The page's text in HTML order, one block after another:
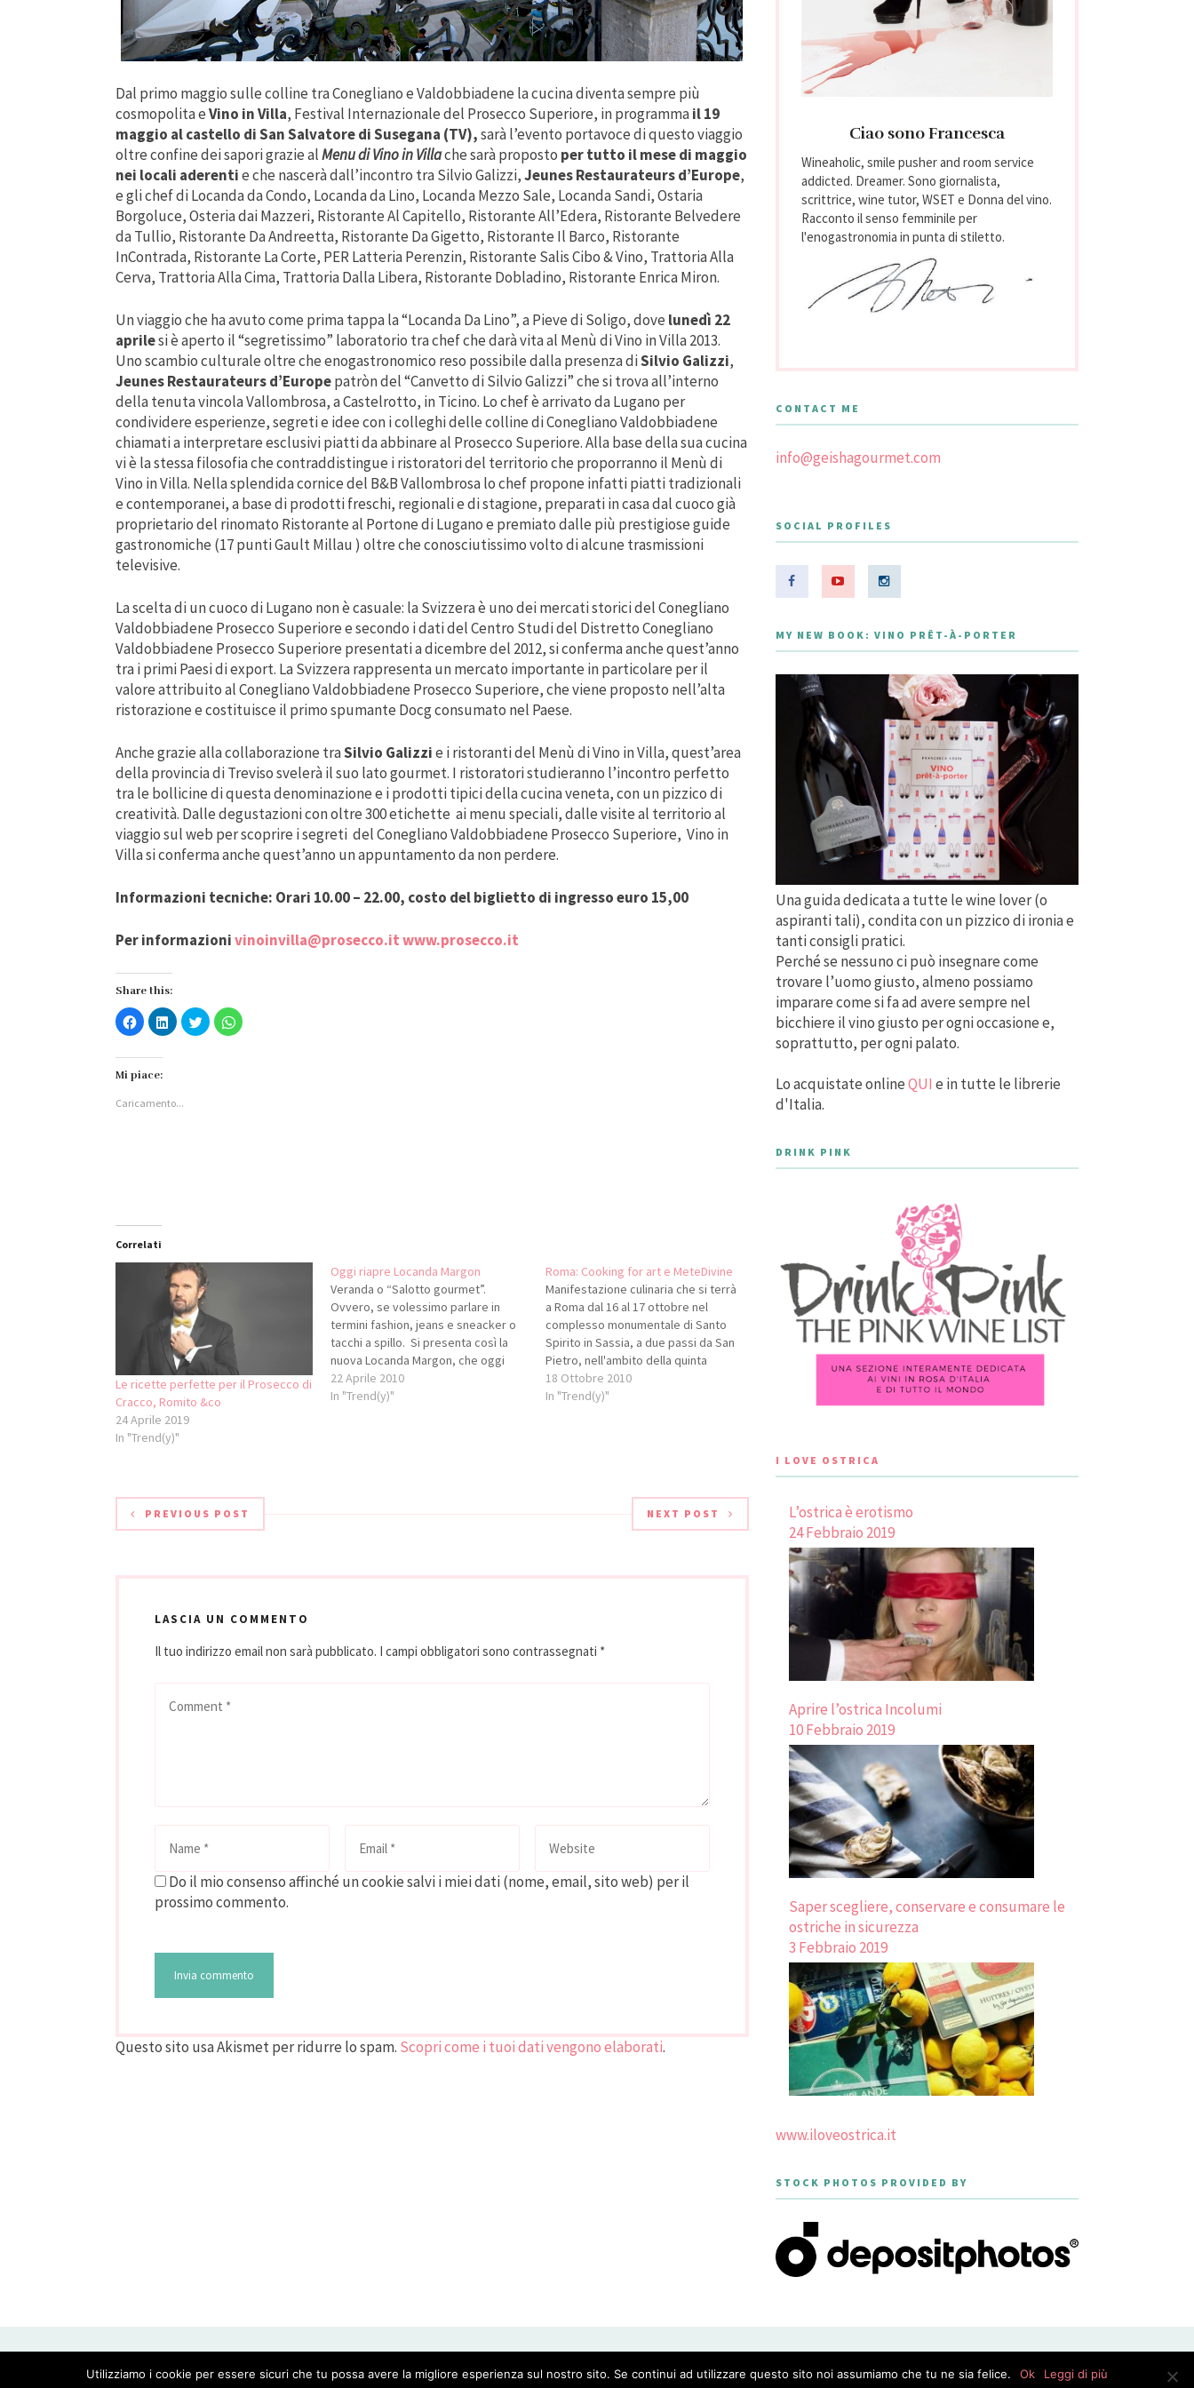
Dal primo maggio sulle colline tra Conegliano e Valdobbiadene la cucina diventa sempre più
cosmopolita eVino in Villa, Festival Internazionale del Prosecco Superiore, in programmail 19
maggio al castello di San Salvatore di Susegana (TV),sarà l’evento portavoce di questo viaggio
oltre confine dei sapori grazie alMenu di Vino in Villache sarà proposto per tutto il mese di maggio
nei locali aderentie che nascerà dall’incontro tra Silvio Galizzi,Jeunes Restaurateurs d’Europe,
e gli chef diLocanda da Condo, Locanda da Lino, Locanda Mezzo Sale, Locanda Sandi, Ostaria
Borgoluce, Osteria dai Mazzeri, Ristorante Al Capitello, Ristorante All’Edera, Ristorante Belvedere
da Tullio, Ristorante Da Andreetta, Ristorante Da Gigetto, Ristorante Il Barco, Ristorante
InContrada, Ristorante La Corte, PER Latteria Perenzin, Ristorante Salis Cibo & Vino, Trattoria Alla
Cerva, Trattoria Alla Cima, Trattoria Dalla Libera, Ristorante Dobladino, Ristorante Enrica Miron.
Un viaggio che ha avuto come prima tappa la “Locanda Da Lino”, a Pieve di Soligo, dove lunedì 22
aprilesi è aperto il “segretissimo” laboratorio tra chef che darà vita al Menù di Vino in Villa 2013.
Uno scambio culturale oltre che enogastronomico reso possibile dalla presenza diSilvio Galizzi,
Jeunes Restaurateurs d’Europepatròn del “Canvetto di Silvio Galizzi” che si trova all’interno
della tenuta vincola Vallombrosa, a Castelrotto, in Ticino. Lo chef è arrivato da Lugano per
condividere esperienze, segreti e idee con i colleghi delle colline di Conegliano Valdobbiadene
chiamati a interpretare esclusivi piatti da abbinare al Prosecco Superiore. Alla base della sua cucina
vi è la stessa filosofia che contraddistingue i ristoratori del territorio che proporranno il Menù di
Vino in Villa. Nella splendida cornice del B&B Vallombrosa lo chef propone infatti piatti tradizionali
e contemporanei, a base di prodotti freschi, regionali e di stagione, preparati in casa dal cuoco già
proprietario del rinomato Ristorante al Portone di Lugano e premiato dalle più prestigiose guide
gastronomiche (17 punti Gault Millau ) oltre che conosciutissimo volto di alcune trasmissioni
televisive.
La scelta di un cuoco di Lugano non è casuale: la Svizzera è uno dei mercati storici del Conegliano
Valdobbiadene Prosecco Superiore e secondo i dati del Centro Studi del Distretto Conegliano
Valdobbiadene Prosecco Superiore presentati a dicembre del 2012, si conferma anche quest’anno
tra i primi Paesi di export. La Svizzera rappresenta un mercato importante in particolare per il
valore attribuito al Conegliano Valdobbiadene Prosecco Superiore, che viene proposto nell’alta
ristorazione e costituisce il primo spumante Docg consumato nel Paese.
Anche grazie alla collaborazione traSilvio Galizzie i ristoranti del Menù di Vino in Villa, quest’area
della provincia di Treviso svelerà il suo lato gourmet. I ristoratori studieranno l’incontro perfetto
tra le bollicine di questa denominazione e i prodotti tipici della cucina veneta, con un pizzico di
creatività. Dalle degustazioni con oltre 300 etichette ai menu speciali, dalle visite al territorio al
viaggio sul web per scoprire i segreti del Conegliano Valdobbiadene Prosecco Superiore, Vino in
Villa si conferma anche quest’anno un appuntamento da non perdere.
Informazioni tecniche: Orari 10.00 – 22.00, costo del biglietto di ingresso euro 15,00
Per informazionivinoinvilla@prosecco.itwww.prosecco.it
Share this:
Fai
clic
su
Facebook
(Si
in
Fai
clic
apre
Fai
clic
Fai
clic
Mi piace:
Caricamento...
Correlati
Le ricette perfette per il Prosecco di
Cracco, Romito &co
24 Aprile 2019
In "Trend(y)"
Oggi riapre Locanda Margon
Veranda o “Salotto gourmet”.
Ovvero, se volessimo parlare in
termini fashion, jeans e sneacker o
tacchi a spillo. Si presenta così la
nuova Locanda Margon, che oggi
riapre i battenti, dopo oltre tre mesi
di chiusura, con Alfio Ghezzi, un
22 Aprile 2010
In "Trend(y)"
Roma: Cooking for art e MeteDivine
Manifestazione culinaria che si terrà
a Roma dal 16 al 17 ottobre nel
complesso monumentale di Santo
Spirito in Sassia, a due passi da San
Pietro, nell'ambito della quinta
edizione di «Antiquari nella Roma
Rinascimentale», «Cooking for art» si
18 Ottobre 2010
In "Trend(y)"
PREVIOUS POST NEXT POST
LASCIA UN COMMENTO
Il tuo indirizzo email non sarà pubblicato. I campi obbligatori sono contrassegnati *
Do il mio consenso affinché un cookie salvi i miei dati (nome, email, sito web) per il
prossimo commento.
Questo sito usa Akismet per ridurre lo spam. Scopri come i tuoi dati vengono elaborati.
Ciao sono Francesca
Wineaholic, smile pusher and room service
addicted. Dreamer. Sono giornalista,
scrittrice, wine tutor, WSET e Donna del vino.
Racconto il senso femminile per
l'enogastronomia in punta di stiletto.
CONTACT ME
info@geishagourmet.com
SOCIAL PROFILES
MY NEW BOOK: VINO PRÊT-À-PORTER
Una guida dedicata a tutte le wine lover (o
aspiranti tali), condita con un pizzico di ironia e
tanti consigli pratici.
Perché se nessuno ci può insegnare come
trovare l’uomo giusto, almeno possiamo
imparare come si fa ad avere sempre nel
bicchiere il vino giusto per ogni occasione e,
soprattutto, per ogni palato.
Lo acquistate onlineQUI e in tutte le librerie
d'Italia.
DRINK PINK
I LOVE OSTRICA
L’ostrica è erotismo
24 Febbraio 2019
Aprire l’ostrica Incolumi
10 Febbraio 2019
Saper scegliere, conservare e consumare le
ostriche in sicurezza
3 Febbraio 2019
www.iloveostrica.it
STOCK PHOTOS PROVIDED BY
Utilizziamo i cookie per essere sicuri che tu possa avere la migliore esperienza sul nostro sito. Se continui ad utilizzare questo sito noi assumiamo che tu ne sia felice. Ok Leggi di più